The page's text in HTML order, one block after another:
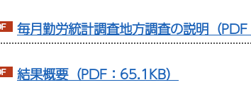
毎月勤労統計調査地方調査の説明（PDF
結果概要（PDF：65.1KB）